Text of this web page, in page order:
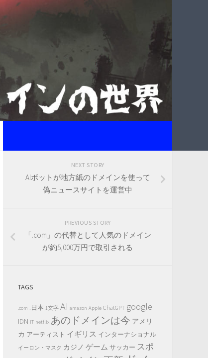
NEXT STORY
AIボットが地方紙のドメインを使って
偽ニュースサイトを運営中
PREVIOUS STORY
「.com」の代替として人気のドメイン
が約5,000万円で取引される
TAGS
.com .日本 1文字 AI amazon Apple ChatGPT google
IDN IT netflix あのドメインは今 アメリ
カ アーティスト イギリス インターナショナル
イーロン・マスク カジノ ゲーム サッカー スポ